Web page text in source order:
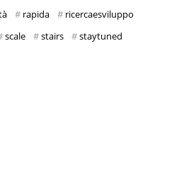
rapida
ricercaesviluppo
scale stairs
staytuned